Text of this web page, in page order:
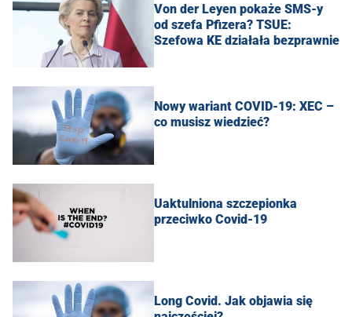
Von der Leyen pokaże SMS-y
od szefa Pfizera? TSUE:
Szefowa KE działała bezprawnie
Nowy wariant COVID-19: XEC –
co musisz wiedzieć?
Uaktulniona szczepionka
przeciwko Covid-19
Long Covid. Jak objawia się